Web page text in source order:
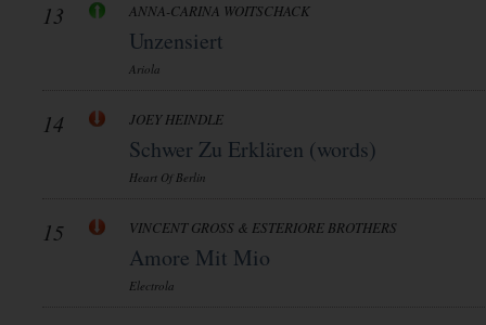
13 ANNA-CARINA WOITSCHACK
Unzensiert
Ariola
14 JOEY HEINDLE
Schwer Zu Erklären (words)
Heart Of Berlin
15 VINCENT GROSS & ESTERIORE BROTHERS
Amore Mit Mio
Electrola